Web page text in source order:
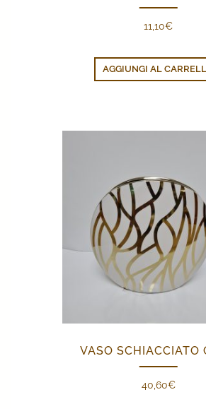
11,10€
AGGIUNGI AL
VASO SCHIACCIATO
40,60€